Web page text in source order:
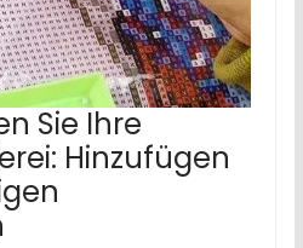
Sie Ihre
Hinzufügen